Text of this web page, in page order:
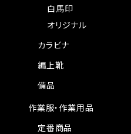
白馬印
オリジナル
カラビナ
編上靴
備品
作業服・作業用品
定番商品